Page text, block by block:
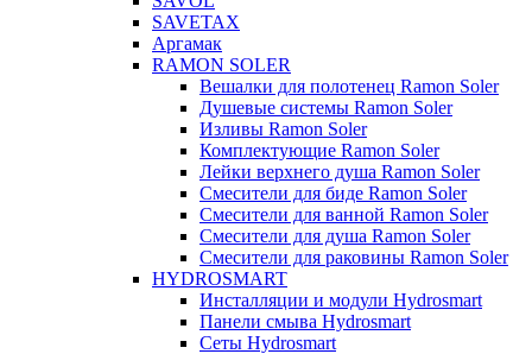
SAVETAX
Аргамак
RAMON SOLER
Вешалки для полотенец Ramon Soler
Душевые системы Ramon Soler
Изливы Ramon Soler
Комплектующие Ramon Soler
Лейки верхнего душа Ramon Soler
Смесители для биде Ramon Soler
Смесители для ванной Ramon Soler
Смесители для душа Ramon Soler
Смесители для раковины Ramon Soler
HYDROSMART
Инсталляции и модули Hydrosmart
Панели смыва Hydrosmart
Сеты Hydrosmart